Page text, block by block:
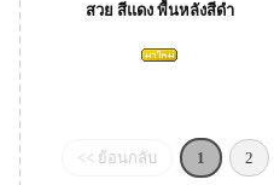
สวย สีแดง พื้นหลังสีดำ
<< ย้อนกลับ 1 2